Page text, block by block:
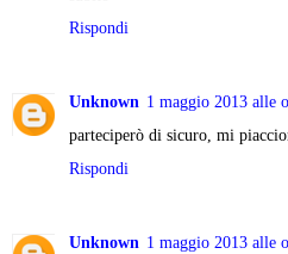
Rispondi
Unknown 1 maggio 2013 alle
parteciperò di sicuro, mi
Rispondi
Unknown 1 maggio 2013 alle